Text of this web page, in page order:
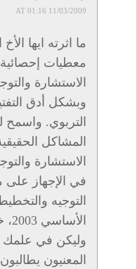
11/03/2009 AT 01:16
ما اثرته ايها
معطيات
الاستشارة
وبشكل أدق
التربوي.
المشاكل
الاستشارة
في الإجهاز
التوجيه
وليكن في علمك
المعنيون